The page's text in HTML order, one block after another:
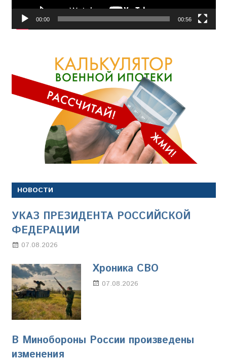
00:00 00:56
НОВОСТИ
УКАЗ ПРЕЗИДЕНТА РОССИЙСКОЙ
ФЕДЕРАЦИИ
07.08.2026
Хроника СВО
07.08.2026
В Минобороны России произведены
изменения